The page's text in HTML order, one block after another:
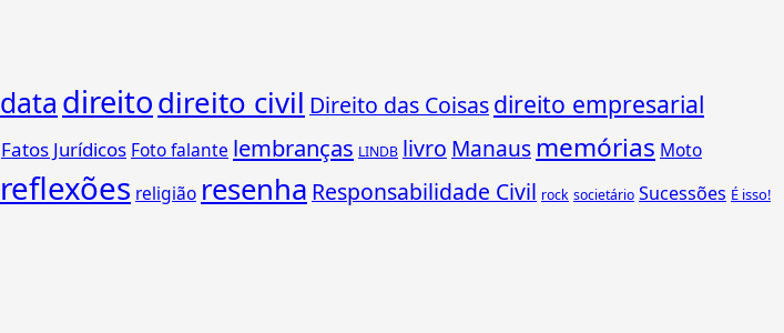
data direitodireito civil Direito das Coisasdireito empresarial
Fatos Jurídicos Foto falante lembranças LINDB livro Manaus memórias Moto
reflexões religião resenha Responsabilidade Civil rock societário Sucessões É isso!